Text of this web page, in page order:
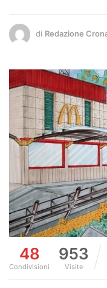
di Redazione
48
Condivisioni
953
Visite